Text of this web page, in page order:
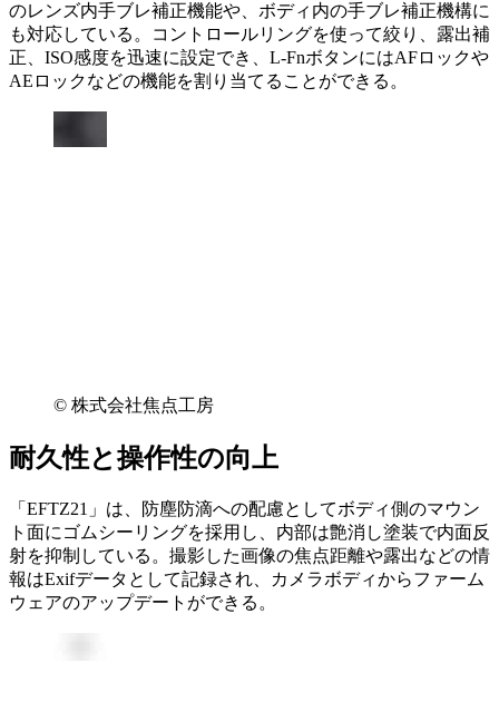
のレンズ内手ブレ補正機能や、ボディ内の手ブレ補正機構に
も対応している。コントロールリングを使って絞り、露出補
正、ISO感度を迅速に設定でき、L-FnボタンにはAFロックや
AEロックなどの機能を割り当てることができる。
© 株式会社焦点工房
耐久性と操作性の向上
「EFTZ21」は、防塵防滴への配慮としてボディ側のマウン
ト面にゴムシーリングを採用し、内部は艶消し塗装で内面反
射を抑制している。撮影した画像の焦点距離や露出などの情
報はExifデータとして記録され、カメラボディからファーム
ウェアのアップデートができる。